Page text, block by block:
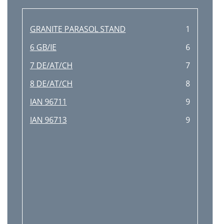
GRANITE PARASOL STAND
1
6 GB/IE
6
7 DE/AT/CH
7
8 DE/AT/CH
8
IAN 96711
9
IAN 96713
9